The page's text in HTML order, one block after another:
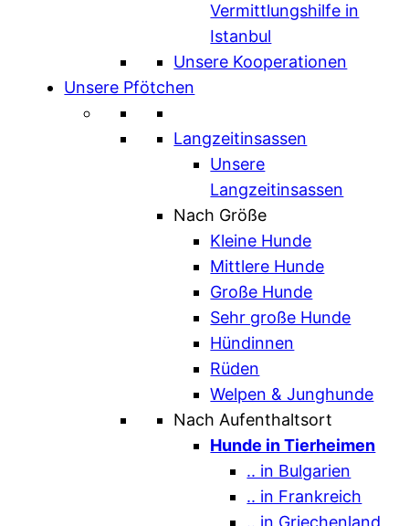
Vermittlungshilfe in
Istanbul
Unsere Kooperationen
Unsere Pfötchen
Langzeitinsassen
Unsere
Langzeitinsassen
Nach Größe
Kleine Hunde
Mittlere Hunde
Große Hunde
Sehr große Hunde
Hündinnen
Rüden
Welpen & Junghunde
Nach Aufenthaltsort
Hunde in Tierheimen
.. in Bulgarien
.. in Frankreich
.. in Griechenland